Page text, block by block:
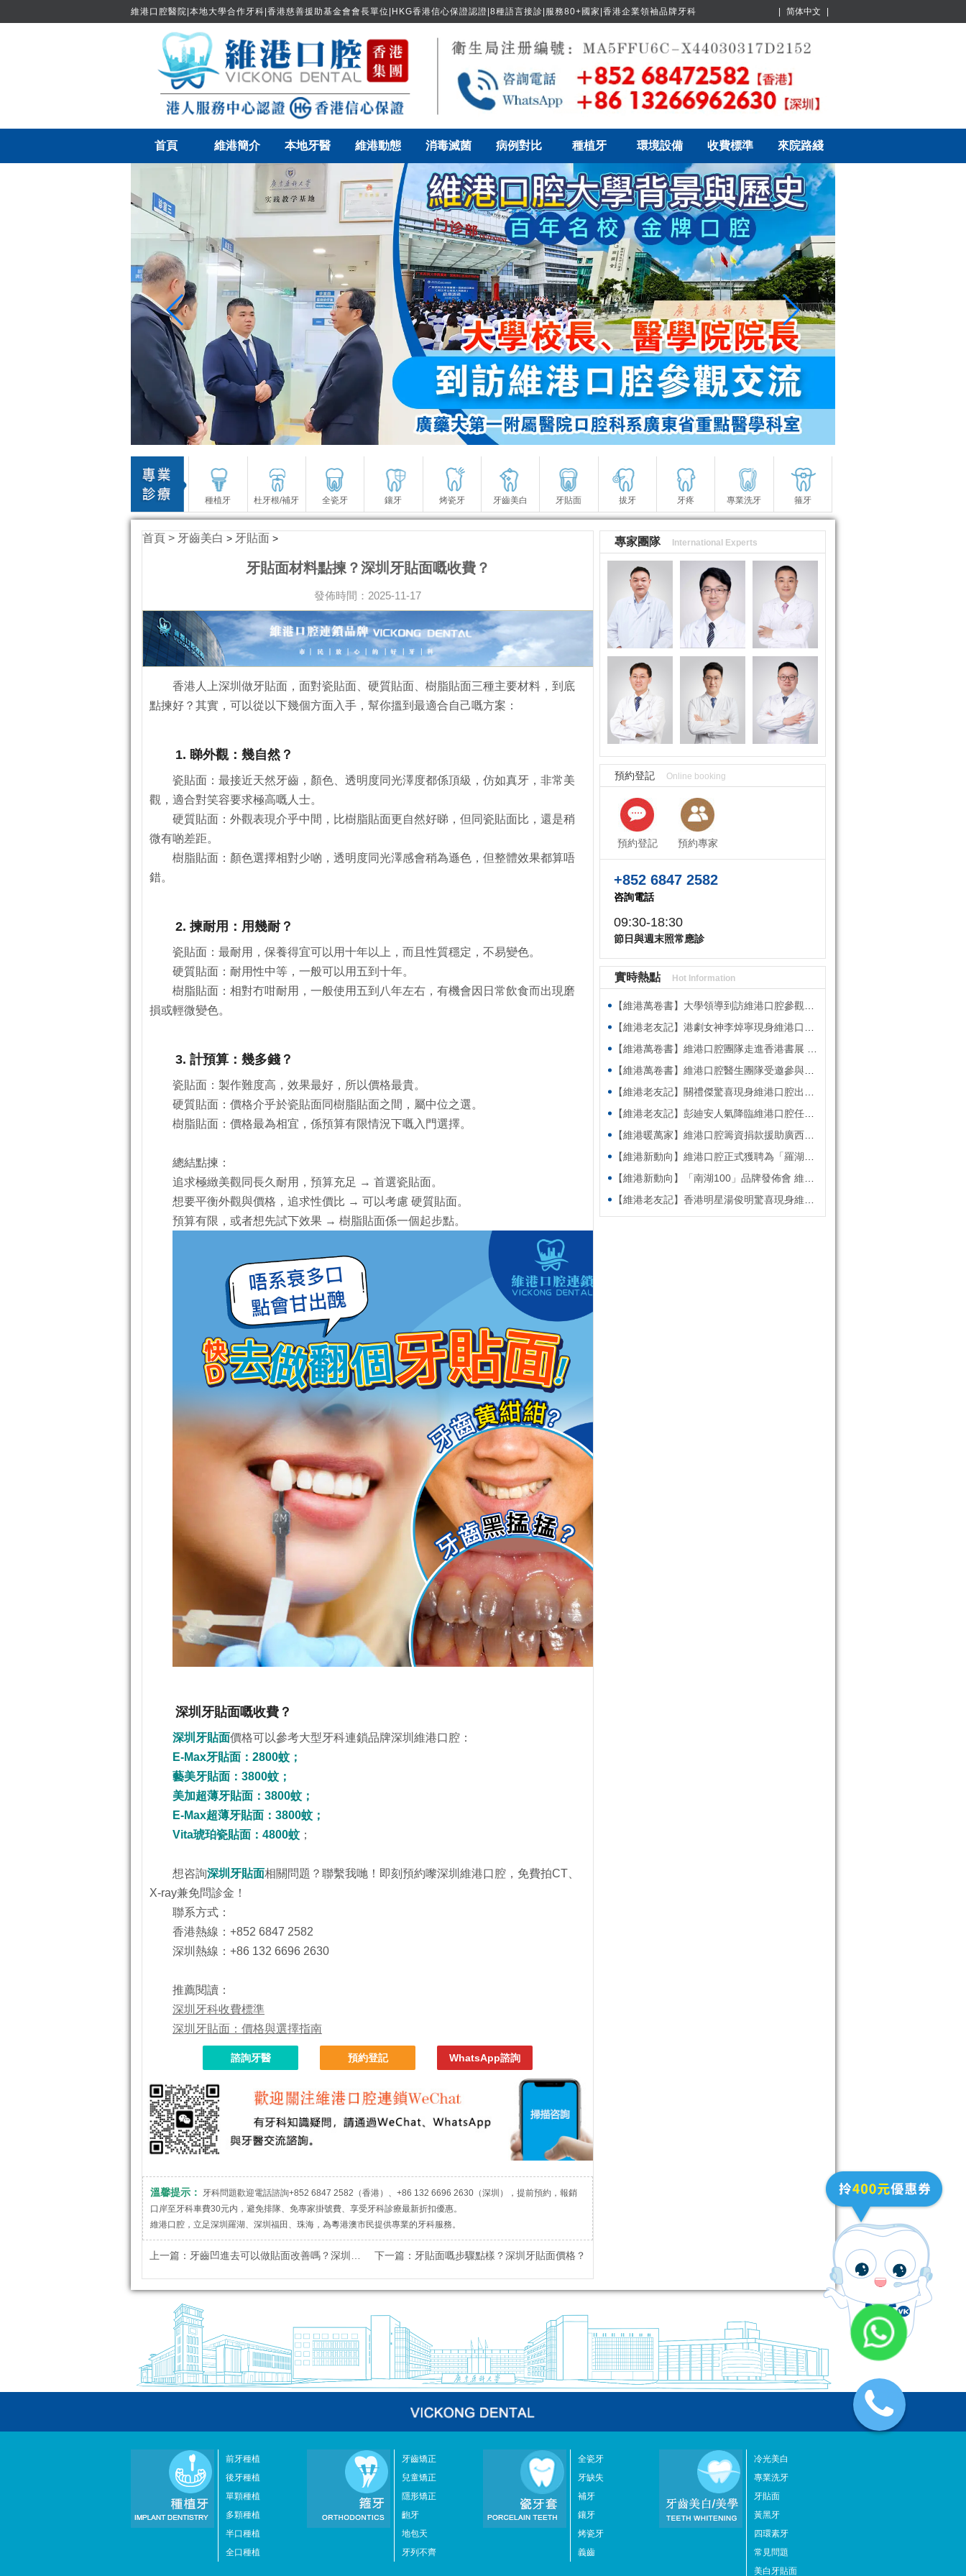
維港口腔醫院|本地大學合作牙科|香港慈善援助基金會會長單位|HKG香港信心保證認證|8種語言接診|服務80+國家|香港企業領袖品牌牙科 简体中文
首頁 維港簡介 本地牙醫 維港動態 消毒滅菌 病例對比 種植牙 環境設備 收費標準 來院路綫
種植牙 杜牙根/補牙 全瓷牙 鑲牙 烤瓷牙 牙齒美白 牙貼面 拔牙 牙疼 專業洗牙 箍牙
首頁 > 牙齒美白 > 牙貼面 >
牙貼面材料點揀？深圳牙貼面嘅收費？
發佈時間：2025-11-17
香港人上深圳做牙貼面，面對瓷貼面、硬質貼面、樹脂貼面三種主要材料，到底
點揀好？其實，可以從以下幾個方面入手，幫你搵到最適合自己嘅方案：
1. 睇外觀：幾自然？
瓷貼面：最接近天然牙齒，顏色、透明度同光澤度都係頂級，仿如真牙，非常美
觀，適合對笑容要求極高嘅人士。
硬質貼面：外觀表現介乎中間，比樹脂貼面更自然好睇，但同瓷貼面比，還是稍
微有啲差距。
樹脂貼面：顏色選擇相對少啲，透明度同光澤感會稍為遜色，但整體效果都算唔
錯。
2. 揀耐用：用幾耐？
瓷貼面：最耐用，保養得宜可以用十年以上，而且性質穩定，不易變色。
硬質貼面：耐用性中等，一般可以用五到十年。
樹脂貼面：相對冇咁耐用，一般使用五到八年左右，有機會因日常飲食而出現磨
損或輕微變色。
3. 計預算：幾多錢？
瓷貼面：製作難度高，效果最好，所以價格最貴。
硬質貼面：價格介乎於瓷貼面同樹脂貼面之間，屬中位之選。
樹脂貼面：價格最為相宜，係預算有限情況下嘅入門選擇。
總結點揀：
追求極緻美觀同長久耐用，預算充足 → 首選瓷貼面。
想要平衡外觀與價格，追求性價比 → 可以考慮 硬質貼面。
預算有限，或者想先試下效果 → 樹脂貼面係一個起步點。
深圳牙貼面嘅收費？
深圳牙貼面價格可以參考大型牙科連鎖品牌深圳維港口腔：
E-Max牙貼面：2800蚊；
藝美牙貼面：3800蚊；
美加超薄牙貼面：3800蚊；
E-Max超薄牙貼面：3800蚊；
Vita琥珀瓷貼面：4800蚊；
想咨詢深圳牙貼面相關問題？聯繫我哋！即刻預約嚟深圳維港口腔，免費拍CT、
X-ray兼免問診金！
聯系方式：
香港熱線：+852 6847 2582
深圳熱線：+86 132 6696 2630
推薦閱讀：
深圳牙科收費標準
深圳牙貼面：價格與選擇指南
諮詢牙醫 預約登記 WhatsApp諮詢
溫馨提示：
牙科問題歡迎電話諮詢+852 6847 2582（香港）、+86 132 6696 2630（深圳），提前預約，報銷
口岸至牙科車費30元内，避免排隊、免專家掛號費、享受牙科診療最新折扣優惠。
維港口腔，立足深圳羅湖、深圳福田、珠海，為粵港澳市民提供專業的牙科服務。
上一篇： 牙齒凹進去可以做貼面改善嗎？深圳牙科貼面收費？ 下一篇： 牙貼面嘅步驟點樣？深圳牙貼面價格？
專家團隊 International Experts
預約登記 Online booking
預約登記 預約專家
+852 6847 2582
咨詢電話
09:30-18:30
節日與週末照常應診
實時熱點 Hot Information
【維港萬卷書】大學領導到訪維港口腔參觀交流 高度讚賞院感消毒與規範化管理
【維港老友記】港劇女神李焯寧現身維港口腔擔任一日店長，分享護牙心得
【維港萬卷書】維港口腔團隊走進香港書展 感受閱讀力量拓寬專業視野
【維港萬卷書】維港口腔醫生團隊受邀參與美國登士柏西諾德專題研討 聚焦無牙頜種植修復前沿策略
【維港老友記】關禮傑驚喜現身維港口腔出任明星一日CEO 即場演繹同分享經驗！
【維港老友記】彭廸安人氣降臨維港口腔任明星一日店長 勁歌熱舞快閃表演點燃全場！
【維港暖萬家】維港口腔籌資捐款援助廣西洪澇災區 攜手香港廣西南寧同鄉會共獻愛心
【維港新動向】維港口腔正式獲聘為「羅湖區社會醫療機構行業協會監事單位」
【維港新動向】「南湖100」品牌發佈會 維港口腔獲評「突出貢獻企業」殊榮
【維港老友記】香港明星湯俊明驚喜現身維港口腔 擔任明星一日店長！
前牙種植
後牙種植
單顆種植
多顆種植
半口種植
全口種植
牙齒矯正
兒童矯正
隱形矯正
齙牙
地包天
牙列不齊
全瓷牙
牙缺失
補牙
鑲牙
烤瓷牙
義齒
冷光美白
專業洗牙
牙貼面
黃黑牙
四環素牙
常見問題
美白牙貼面